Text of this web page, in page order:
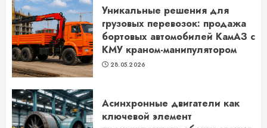
Уникальные решения для
грузовых перевозок: продажа
бортовых автомобилей КамАЗ с
КМУ краном-манипулятором
28.05.2026
Асинхронные двигатели как
ключевой элемент